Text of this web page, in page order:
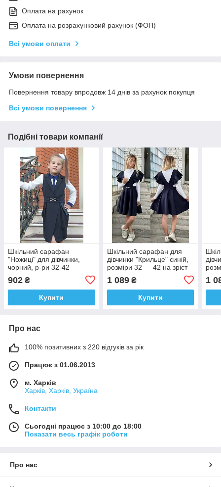
Оплата на рахунок
Оплата на розрахунковий рахунок (ФОП)
Всі умови оплати
Умови повернення
Повернення товару впродовж 14 днів за рахунок покупця
Всі умови повернення
Подібні товари компанії
Шкільний сарафан
"Ножиці" для дівчинки,
чорний, р-ри 32-42
902 ₴
Купити
Шкільний сарафан для
дівчинки "Крильце" синій,
розміри 32 — 42 на зріст
128 — 155 + Відеоогляд!
1 089₴
Купити
1
Про нас
100% позитивних з 220 відгуків за рік
Працює з 01.06.2013
м. Харків
Харків, Харків, Україна
Контакти
Сьогодні працює з 10:00 до 18:00
Показати весь графік роботи
Про нас